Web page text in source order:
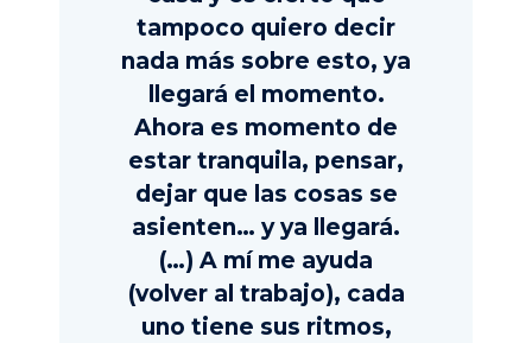
tampoco quiero decir
nada más sobre esto, ya
llegará el momento.
Ahora es momento de
estar tranquila, pensar,
dejar que las cosas se
asienten… y ya llegará.
(…) A mí me ayuda
(volver al trabajo), cada
uno tiene sus ritmos,